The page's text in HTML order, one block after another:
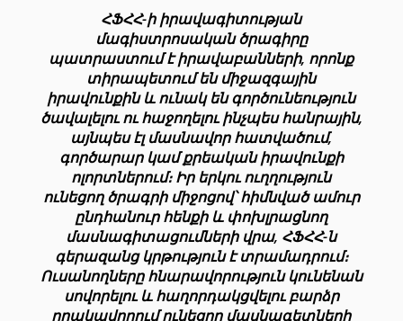
ՀՖՀՀ-ի իրավագիտության
մագիստրոսական ծրագիրը
պատրաստում է իրավաբանների, որոնք
տիրապետում են միջազգային
իրավունքին և ունակ են գործունեություն
ծավալելու ու հաջողելու ինչպես հանրային,
այնպես էլ մասնավոր հատվածում,
գործարար կամ քրեական իրավունքի
ոլորտներում։ Իր երկու ուղղություն
ունեցող ծրագրի միջոցով՝ հիմնված ամուր
ընդհանուր հենքի և փոխլրացնող
մասնագիտացումների վրա, ՀՖՀՀ-ն
գերազանց կրթություն է տրամադրում։
Ուսանողները հնարավորություն կունենան
սովորելու և հաղորդակցվելու բարձր
որակավորում ունեցող մասնագետների